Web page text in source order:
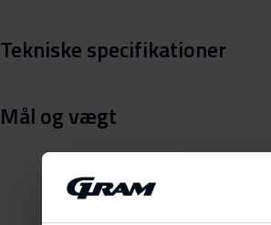
Tekniske specifikationer
Mål og vægt